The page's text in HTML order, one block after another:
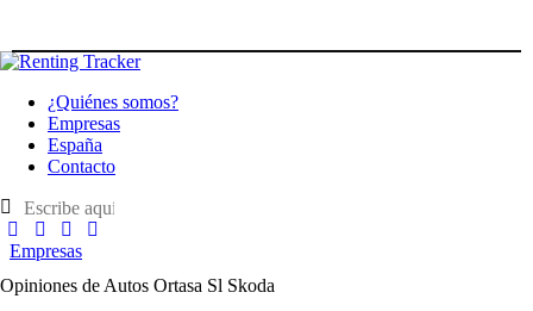
¿Quiénes somos?
Empresas
España
Contacto
Empresas
Opiniones de Autos Ortasa Sl Skoda